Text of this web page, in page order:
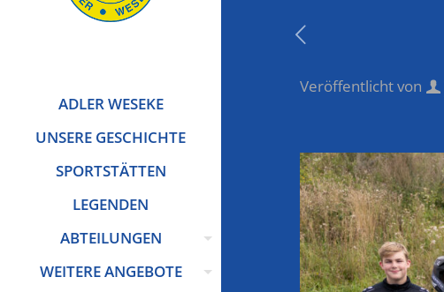
ADLER WESEKE
UNSERE GESCHICHTE
SPORTSTÄTTEN
LEGENDEN
ABTEILUNGEN
WEITERE ANGEBOTE
Veröffentlicht von